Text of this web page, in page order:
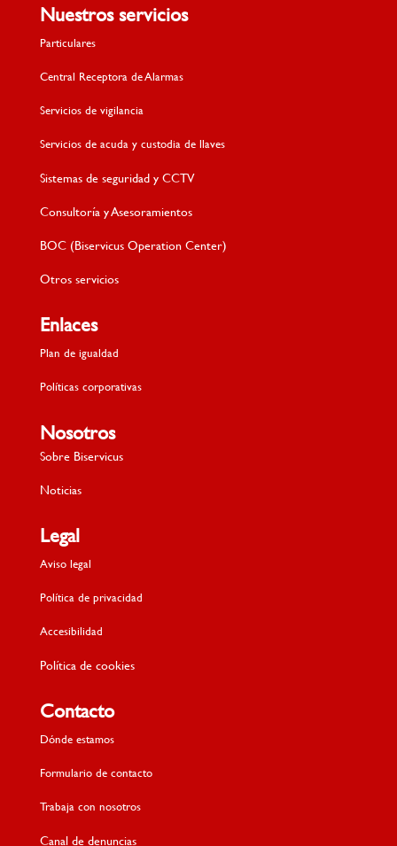
Nuestros servicios
Particulares
Central Receptora de Alarmas
Servicios de vigilancia
Servicios de acuda y custodia de llaves
Sistemas de seguridad y CCTV
Consultoría y Asesoramientos
BOC (Biservicus Operation Center)
Otros servicios
Enlaces
Plan de igualdad
Políticas corporativas
Nosotros
Sobre Biservicus
Noticias
Legal
Aviso legal
Política de privacidad
Accesibilidad
Política de cookies
Contacto
Dónde estamos
Formulario de contacto
Trabaja con nosotros
Canal de denuncias